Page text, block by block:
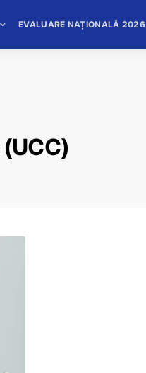
EVALUARE NAȚIONALĂ 2026